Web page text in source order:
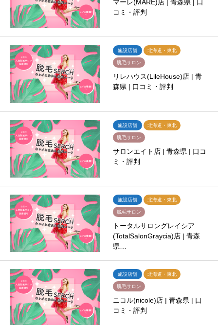
マーレ(MARE)店 | 青森県 | 口
コミ・評判
施設店舗 北海道・東北
脱毛サロン
リレハウス(LileHouse)店 | 青
森県 | 口コミ・評判
施設店舗 北海道・東北
脱毛サロン
サロンエイト店 | 青森県 | 口コ
ミ・評判
施設店舗 北海道・東北
脱毛サロン
トータルサロングレイシア
(TotalSalonGraycia)店 | 青森
県…
施設店舗 北海道・東北
脱毛サロン
ニコル(nicole)店 | 青森県 | 口
コミ・評判